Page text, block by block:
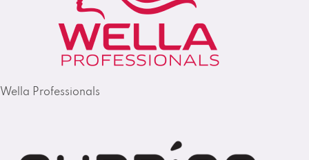
Wella Professionals